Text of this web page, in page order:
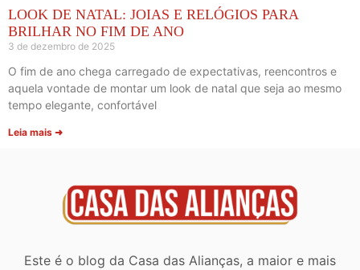
LOOK DE NATAL: JOIAS E RELÓGIOS PARA
BRILHAR NO FIM DE ANO
3 de dezembro de 2025
O fim de ano chega carregado de expectativas, reencontros e
aquela vontade de montar um look de natal que seja ao mesmo
tempo elegante, confortável
Leia mais ➜
Este é o blog da Casa das Alianças, a maior e mais